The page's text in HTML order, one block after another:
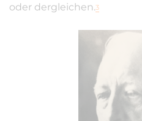
oder dergleichen.3